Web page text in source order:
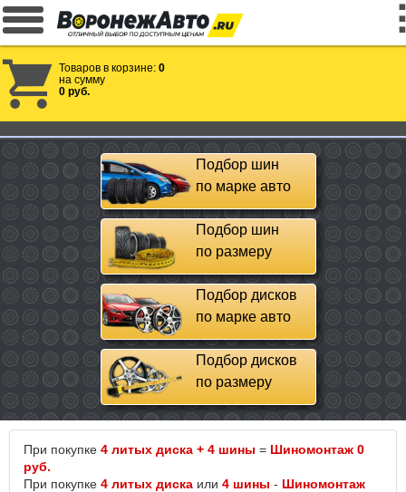
Товаров в корзине: 0
на сумму
0 руб.
Подбор шин
по марке авто
Подбор шин
по размеру
Подбор дисков
по марке авто
Подбор дисков
по размеру
При покупке 4 литых диска + 4 шины = Шиномонтаж 0
руб.
При покупке 4 литых диска или 4 шины - Шиномонтаж